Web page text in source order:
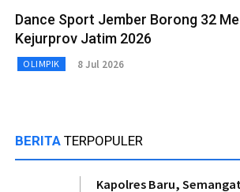
Dance Sport Jember Borong 32
Kejurprov Jatim 2026
OLIMPIK 8 Jul 2026
BERITA TERPOPULER
Kapolres Baru,